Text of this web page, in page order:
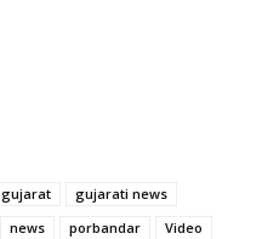
gujarat
gujarati news
news porbandar Video